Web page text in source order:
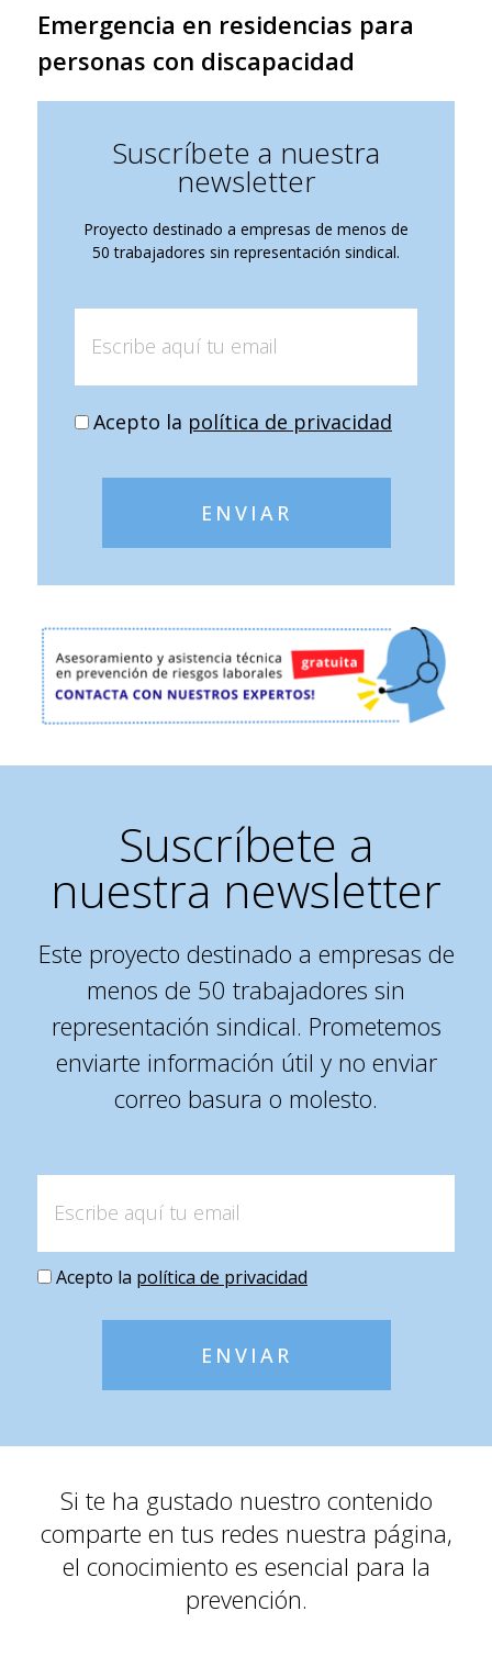
Emergencia en residencias para
personas con discapacidad
Suscríbete a nuestra
newsletter
Proyecto destinado a empresas de menos de
50 trabajadores sin representación sindical.
Acepto la política de privacidad
ENVIAR
Suscríbete a
nuestra newsletter
Este proyecto destinado a empresas de
menos de 50 trabajadores sin
representación sindical. Prometemos
enviarte información útil y no enviar
correo basura o molesto.
Acepto la política de privacidad
ENVIAR
Si te ha gustado nuestro contenido
comparte en tus redes nuestra página,
el conocimiento es esencial para la
prevención.